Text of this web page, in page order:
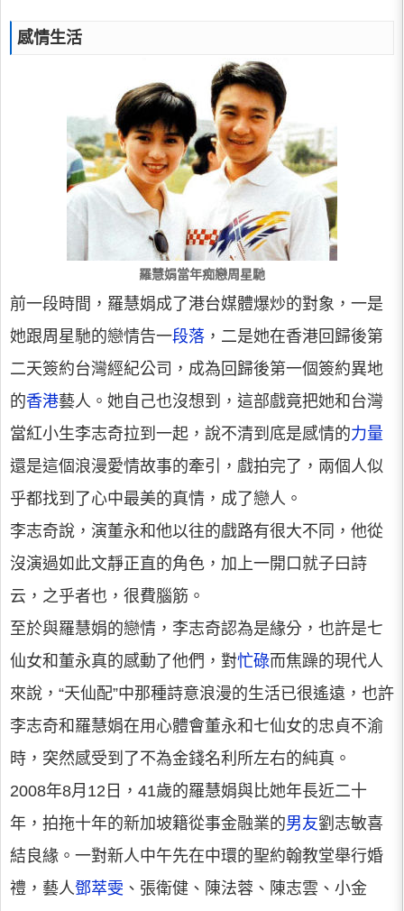
感情生活
羅慧娟當年痴戀周星馳
前一段時間，羅慧娟成了港台媒體爆炒的對象，一是
她跟周星馳的戀情告一段落 ，二是她在香港回歸後第
二天簽約台灣經紀公司，成為回歸後第一個簽約異地
的香港藝人。她自己也沒想到，這部戲竟把她和台灣
當紅小生李志奇拉到一起，說不清到底是感情的力量
還是這個浪漫愛情故事的牽引，戲拍完了，兩個人似
乎都找到了心中最美的真情，成了戀人。
李志奇說，演董永和他以往的戲路有很大不同，他從
沒演過如此文靜正直的角色，加上一開口就子曰詩
云，之乎者也，很費腦筋。
至於與羅慧娟的戀情，李志奇認為是緣分，也許是七
仙女和董永真的感動了他們，對忙碌而焦躁的現代人
來說，“天仙配”中那種詩意浪漫的生活已很遙遠，也許
李志奇和羅慧娟在用心體會董永和七仙女的忠貞不渝
時，突然感受到了不為金錢名利所左右的純真。
2008年8月12日，41歲的羅慧娟與比她年長近二十
年，拍拖十年的新加坡籍從事金融業的男友劉志敏喜
結良緣。一對新人中午先在中環的聖約翰教堂舉行婚
禮，藝人鄧萃雯 、張衛健、陳法蓉、陳志雲、小金